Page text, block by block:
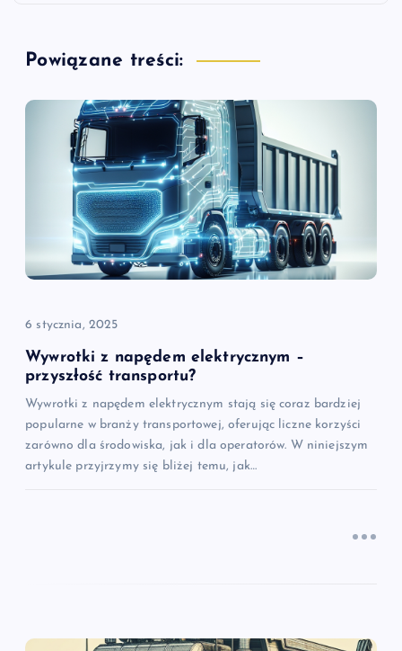
c
p
s
u
Powiązane treści:
6 stycznia, 2025
Wywrotki z napędem elektrycznym –
przyszłość transportu?
Wywrotki z napędem elektrycznym stają się coraz bardziej
popularne w branży transportowej, oferując liczne korzyści
zarówno dla środowiska, jak i dla operatorów. W niniejszym
artykule przyjrzymy się bliżej temu, jak…